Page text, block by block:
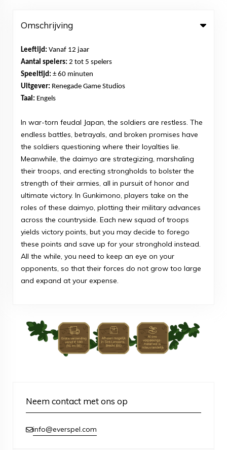
Omschrijving
Leeftijd: Vanaf 12 jaar
Aantal spelers: 2 tot 5 spelers
Speeltijd: ± 60 minuten
Uitgever: Renegade Game Studios
Taal: Engels
In war-torn feudal Japan, the soldiers are restless. The
endless battles, betrayals, and broken promises have
the soldiers questioning where their loyalties lie.
Meanwhile, the daimyo are strategizing, marshaling
their troops, and erecting strongholds to bolster the
strength of their armies, all in pursuit of honor and
ultimate victory. In Gunkimono, players take on the
roles of these daimyo, plotting their military advances
across the countryside. Each new squad of troops
yields victory points, but you may decide to forego
these points and save up for your stronghold instead.
All the while, you need to keep an eye on your
opponents, so that their forces do not grow too large
and expand at your expense.
Neem contact met ons op
info@everspel.com